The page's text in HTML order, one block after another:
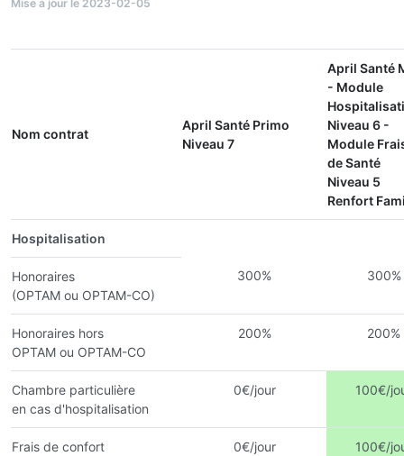
Mise à jour le 2023-02-05
Nom contrat
April Santé Primo
Niveau 7
April Santé
- Module
Niveau 6 -
Module
de Santé
Niveau 5
Renfort
Hospitalisation
Honoraires
(OPTAM ou OPTAM-CO)
300% 300%
Honoraires hors
OPTAM ou OPTAM-CO
200% 200%
Chambre particulière
en cas d'hospitalisation
0€/jour 100€/
Frais de confort 0€/jour 100€/